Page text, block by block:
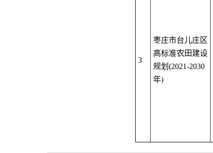
3
枣庄市台儿庄区
高标准农田建设
规划 (2021-2030
年)